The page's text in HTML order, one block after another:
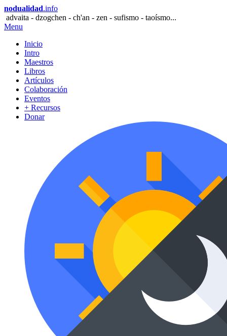
nodualidad.info
advaita - dzogchen - ch'an - zen - sufismo - taoísmo...
Menu
Inicio
Intro
Maestros
Libros
Artículos
Colaboración
Eventos
+ Recursos
Donar